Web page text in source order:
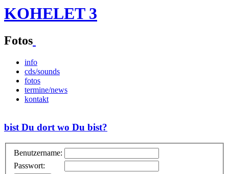
KOHELET 3
Fotos
info
cds/sounds
fotos
termine/news
kontakt
bist Du dort wo Du bist?
Benutzername:
Passwort: